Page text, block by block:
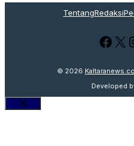
TentangRedaksi
X
© 2026
Developed
Close